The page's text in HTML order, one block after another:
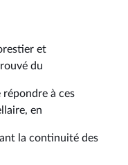
et
du
à ces
en
la continuité des